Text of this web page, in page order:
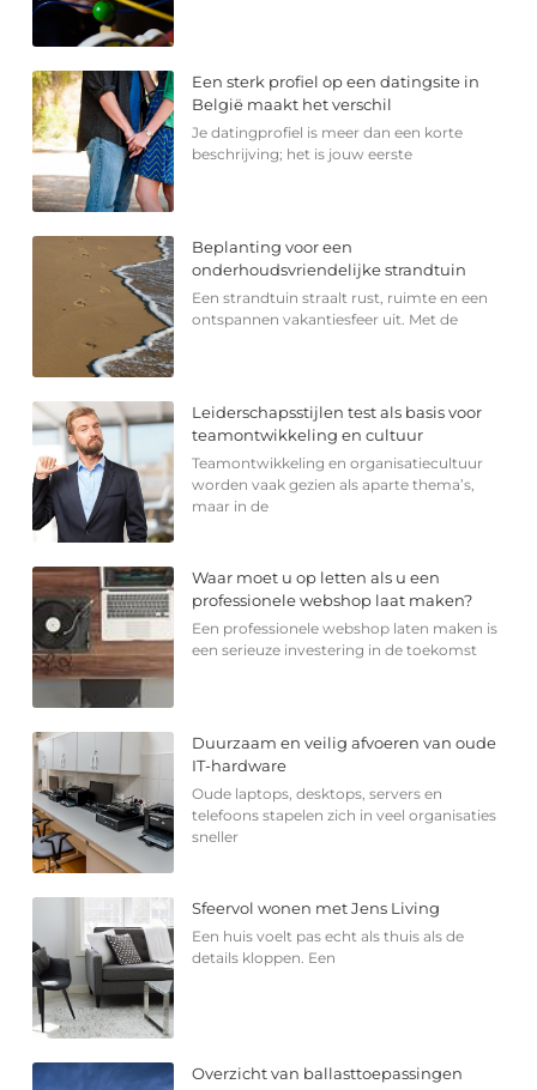
Een sterk profiel op een datingsite in
België maakt het verschil
Je datingprofiel is meer dan een korte
beschrijving; het is jouw eerste
Beplanting voor een
onderhoudsvriendelijke strandtuin
Een strandtuin straalt rust, ruimte en een
ontspannen vakantiesfeer uit. Met de
Leiderschapsstijlen test als basis voor
teamontwikkeling en cultuur
Teamontwikkeling en organisatiecultuur
worden vaak gezien als aparte thema’s,
maar in de
Waar moet u op letten als u een
professionele webshop laat maken?
Een professionele webshop laten maken is
een serieuze investering in de toekomst
Duurzaam en veilig afvoeren van oude
IT-hardware
Oude laptops, desktops, servers en
telefoons stapelen zich in veel organisaties
sneller
Sfeervol wonen met Jens Living
Een huis voelt pas echt als thuis als de
details kloppen. Een
Overzicht van ballasttoepassingen